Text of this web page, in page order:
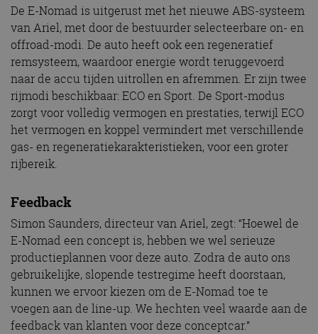
De E-Nomad is uitgerust met het nieuwe ABS-systeem
van Ariel, met door de bestuurder selecteerbare on- en
offroad-modi. De auto heeft ook een regeneratief
remsysteem, waardoor energie wordt teruggevoerd
naar de accu tijden uitrollen en afremmen. Er zijn twee
rijmodi beschikbaar: ECO en Sport. De Sport-modus
zorgt voor volledig vermogen en prestaties, terwijl ECO
het vermogen en koppel vermindert met verschillende
gas- en regeneratiekarakteristieken, voor een groter
rijbereik.
Feedback
Simon Saunders, directeur van Ariel, zegt: “Hoewel de
E-Nomad een concept is, hebben we wel serieuze
productieplannen voor deze auto. Zodra de auto ons
gebruikelijke, slopende testregime heeft doorstaan,
kunnen we ervoor kiezen om de E-Nomad toe te
voegen aan de line-up. We hechten veel waarde aan de
feedback van klanten voor deze conceptcar.”